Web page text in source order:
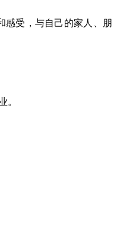
受，与自己的家人、朋
。